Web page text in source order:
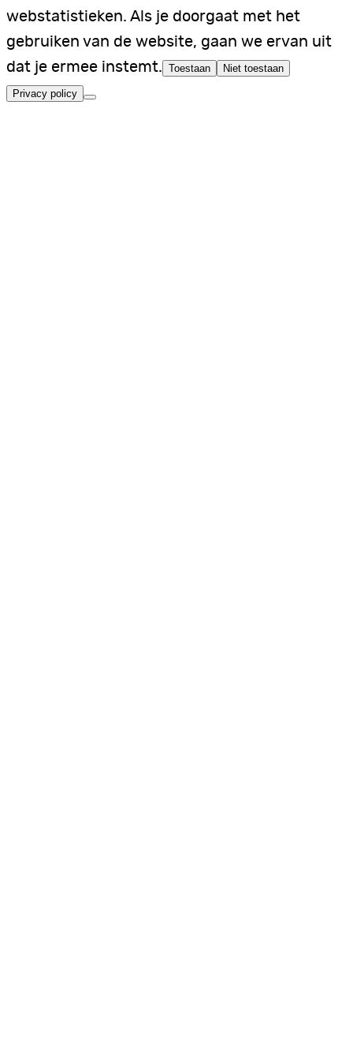
webstatistieken. Als je doorgaat met het
gebruiken van de website, gaan we ervan uit
dat je ermee instemt. Toestaan Niet toestaan
Privacy policy